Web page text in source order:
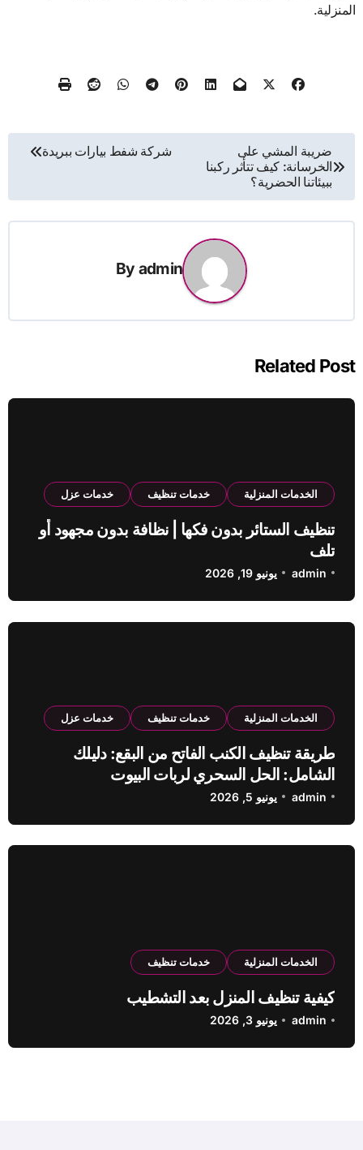
المنزلية.
تصفّح
المقالات
ضريبة المشي على
الخرسانة: كيف تتأثر ركبنا
ببيئاتنا الحضرية؟
شركة شفط بيارات ببريدة
By admin
Related Post
الخدمات المنزلية خدمات تنظيف خدمات عزل
تنظيف الستائر بدون فكها | نظافة بدون مجهود أو
تلف
admin يونيو 19, 2026
الخدمات المنزلية خدمات تنظيف خدمات عزل
طريقة تنظيف الكنب الفاتح من البقع: دليلك
الشامل: الحل السحري لربات البيوت
admin يونيو 5, 2026
الخدمات المنزلية خدمات تنظيف
كيفية تنظيف المنزل بعد التشطيب
admin يونيو 3, 2026